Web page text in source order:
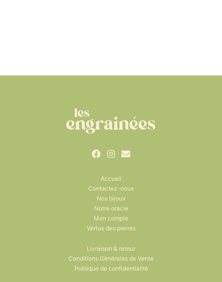
Accueil
Contactez-nous
Nos bijoux
Notre oracle
Mon compte
Vertus des pierres
Livraison & retour
Conditions Générales de Vente
Politique de confidentialité